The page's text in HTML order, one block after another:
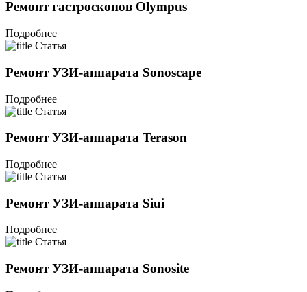
Ремонт гастроскопов Olympus
Подробнее
Статья
Ремонт УЗИ-аппарата Sonoscape
Подробнее
Статья
Ремонт УЗИ-аппарата Terason
Подробнее
Статья
Ремонт УЗИ-аппарата Siui
Подробнее
Статья
Ремонт УЗИ-аппарата Sonosite